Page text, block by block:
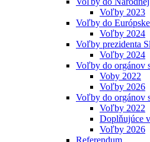
Voľby 2023
Voľby do
Voľby 2024
Voľby prezidenta
Voľby 2024
Voľby do orgánov
Voby 2022
Voľby 2026
Voľby do orgánov
Voľby 2022
Doplňujúce
Voľby 2026
Referendum